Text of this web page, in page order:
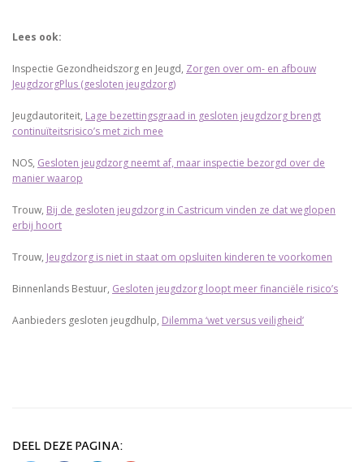
Lees ook:
Inspectie Gezondheidszorg en Jeugd, Zorgen over om- en afbouw
JeugdzorgPlus (gesloten jeugdzorg)
Jeugdautoriteit, Lage bezettingsgraad in gesloten jeugdzorg brengt
continuïteitsrisico’s met zich mee
NOS, Gesloten jeugdzorg neemt af, maar inspectie bezorgd over de
manier waarop
Trouw, Bij de gesloten jeugdzorg in Castricum vinden ze dat weglopen
erbij hoort
Trouw, Jeugdzorg is niet in staat om opsluiten kinderen te voorkomen
Binnenlands Bestuur, Gesloten jeugdzorg loopt meer financiële risico’s
Aanbieders gesloten jeugdhulp, Dilemma ‘wet versus veiligheid’
DEEL DEZE PAGINA: